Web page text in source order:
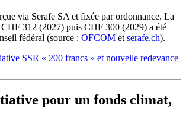
via Serafe SA et fixée par ordonnance. La
CHF 312 (2027) puis CHF 300 (2029) a été
fédéral (source : OFCOM et serafe.ch).
SSR « 200 francs » et nouvelle redevance
pour un fonds climat,